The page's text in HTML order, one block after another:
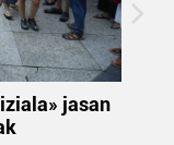
jasan